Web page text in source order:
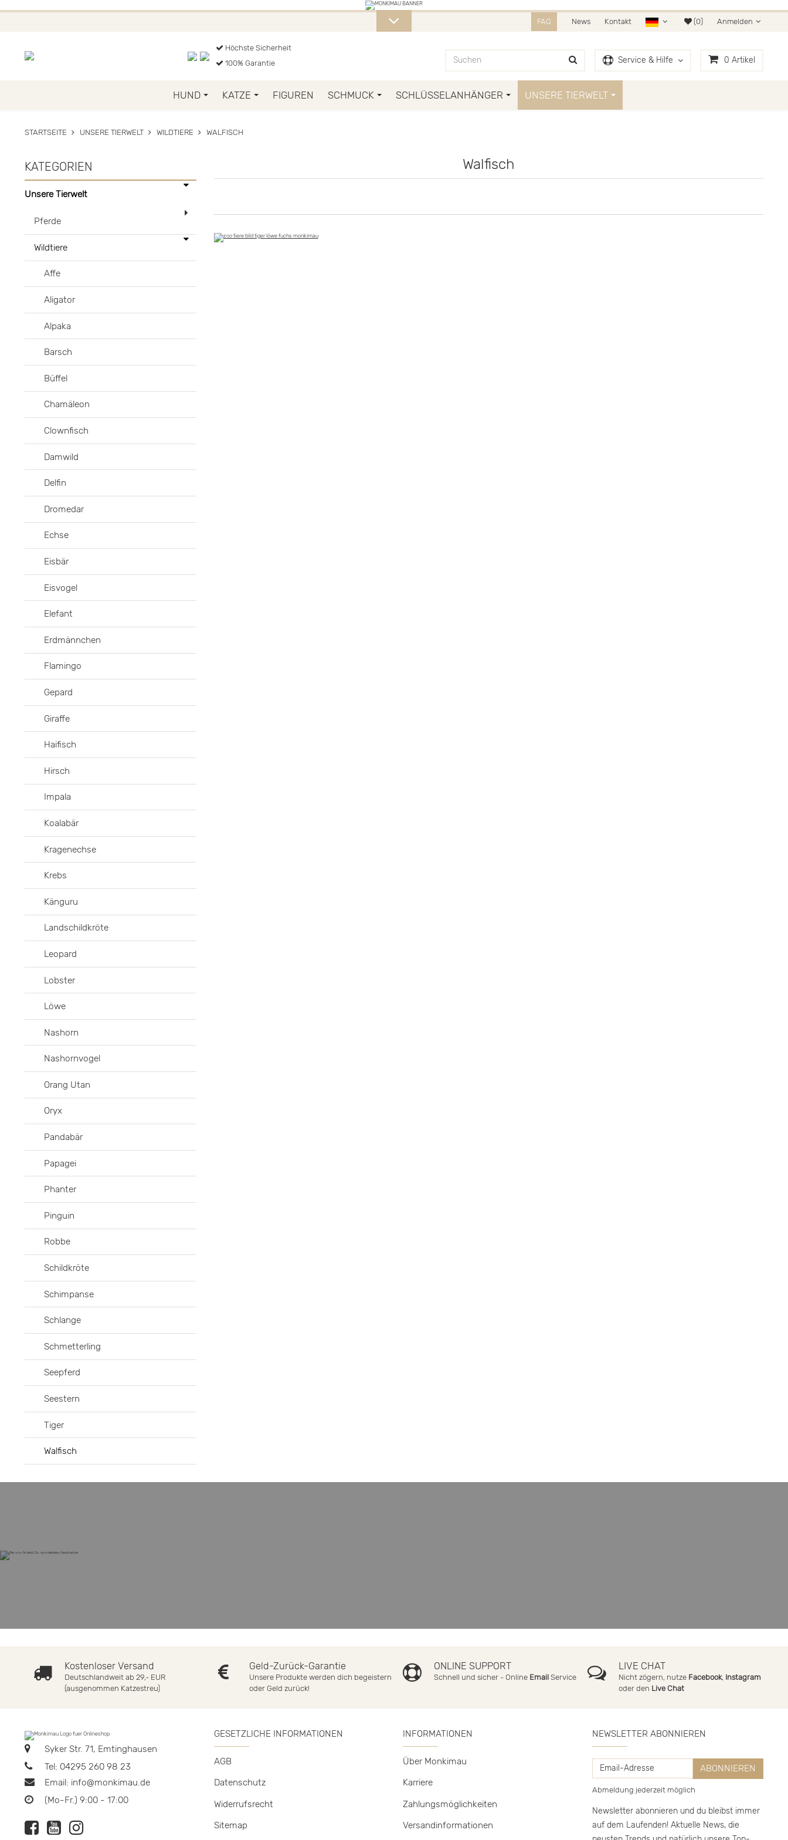
FUNKELINO.DE. WEITERE MONKIMAU-PRODUKTE FINDET IHR AUF AMAZON & OTTO.
FAQ News Kontakt (0) Anmelden
Höchste Sicherheit
100% Garantie
Service & Hilfe 0 Artikel
HUND KATZE FIGUREN SCHMUCK SCHLÜSSELANHÄNGER UNSERE TIERWELT
STARTSEITE UNSERE TIERWELT WILDTIERE WALFISCH
Walfisch
KATEGORIEN
Unsere Tierwelt
Pferde
Wildtiere
Affe
Aligator
Alpaka
Barsch
Büffel
Chamäleon
Clownfisch
Damwild
Delfin
Dromedar
Echse
Eisbär
Eisvogel
Elefant
Erdmännchen
Flamingo
Gepard
Giraffe
Haifisch
Hirsch
Impala
Koalabär
Kragenechse
Krebs
Känguru
Landschildkröte
Leopard
Lobster
Löwe
Nashorn
Nashornvogel
Orang Utan
Oryx
Pandabär
Papagei
Phanter
Pinguin
Robbe
Schildkröte
Schimpanse
Schlange
Schmetterling
Seepferd
Seestern
Tiger
Walfisch
Kostenloser Versand
Deutschlandweit ab 29,- EUR
(ausgenommen Katzestreu)
Geld-Zurück-Garantie
Unsere Produkte werden dich begeistern
oder Geld zurück!
ONLINE SUPPORT
Schnell und sicher - Online Email Service
LIVE CHAT
Nicht zögern, nutze Facebook, Instagram
oder den Live Chat
Syker Str. 71, Emtinghausen
Tel: 04295 260 98 23
Email: info@monkimau.de
(Mo-Fr.) 9:00 - 17:00
GESETZLICHE INFORMATIONEN
AGB
Datenschutz
Widerrufsrecht
Sitemap
INFORMATIONEN
Über Monkimau
Karriere
Zahlungsmöglichkeiten
Versandinformationen
NEWSLETTER ABONNIEREN
Email-
ABONNIEREN
Abmeldung jederzeit möglich
Newsletter abonnieren und du bleibst immer
auf dem Laufenden! Aktuelle News, die